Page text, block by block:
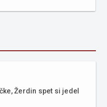
Žerdin spet si jedel